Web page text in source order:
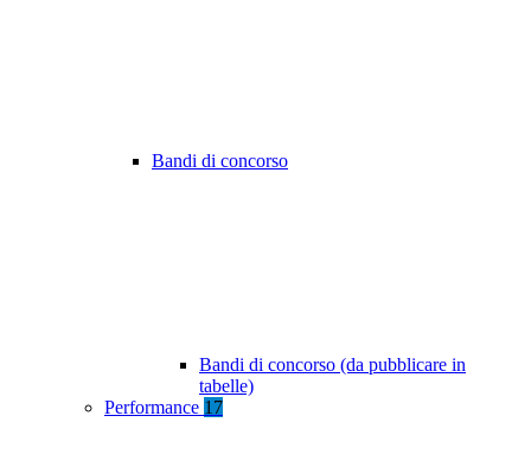
Bandi di concorso
Bandi di concorso (da pubblicare in
tabelle)
Performance 17